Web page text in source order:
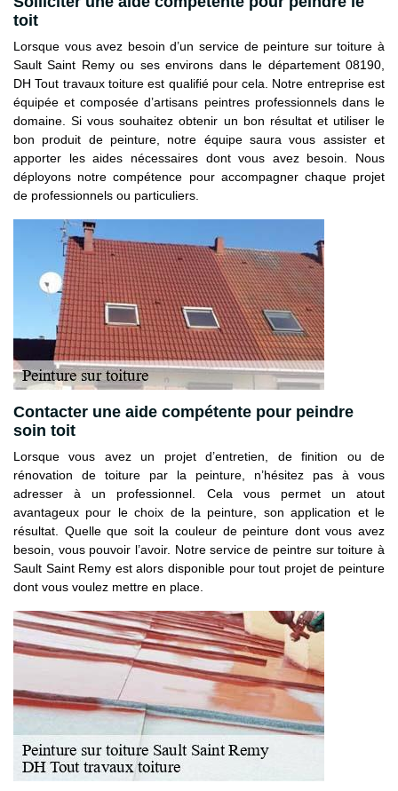
toit
Lorsque vous avez besoin d’un service de peinture sur toiture à
Sault Saint Remy ou ses environs dans le département 08190,
DH Tout travaux toiture est qualifié pour cela. Notre entreprise est
équipée et composée d’artisans peintres professionnels dans le
domaine. Si vous souhaitez obtenir un bon résultat et utiliser le
bon produit de peinture, notre équipe saura vous assister et
apporter les aides nécessaires dont vous avez besoin. Nous
déployons notre compétence pour accompagner chaque projet
de professionnels ou particuliers.
Contacter une aide compétente pour peindre
soin toit
Lorsque vous avez un projet d’entretien, de finition ou de
rénovation de toiture par la peinture, n’hésitez pas à vous
adresser à un professionnel. Cela vous permet un atout
avantageux pour le choix de la peinture, son application et le
résultat. Quelle que soit la couleur de peinture dont vous avez
besoin, vous pouvoir l’avoir. Notre service de peintre sur toiture à
Sault Saint Remy est alors disponible pour tout projet de peinture
dont vous voulez mettre en place.